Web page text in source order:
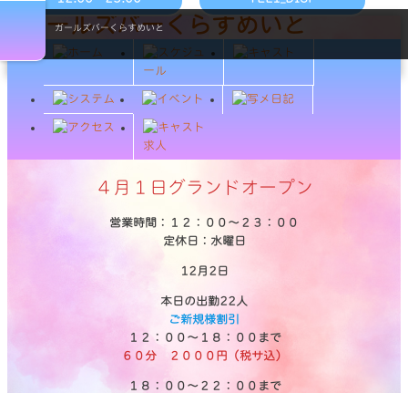
ガールズバーくらすめいと
４月１日グランドオープン
営業時間：１２：００～２３：００
定休日：水曜日
12月2日
本日の出勤22人
ご新規様割引
１２：００～１８：００まで
６０分 ２０００円（税サ込）
１８：００～２２：００まで